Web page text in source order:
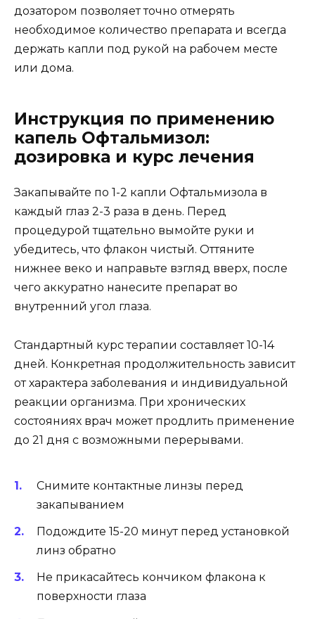
дозатором позволяет точно отмерять
необходимое количество препарата и всегда
держать капли под рукой на рабочем месте
или дома.
Инструкция по применению
капель Офтальмизол:
дозировка и курс лечения
Закапывайте по 1-2 капли Офтальмизола в
каждый глаз 2-3 раза в день. Перед
процедурой тщательно вымойте руки и
убедитесь, что флакон чистый. Оттяните
нижнее веко и направьте взгляд вверх, после
чего аккуратно нанесите препарат во
внутренний угол глаза.
Стандартный курс терапии составляет 10-14
дней. Конкретная продолжительность зависит
от характера заболевания и индивидуальной
реакции организма. При хронических
состояниях врач может продлить применение
до 21 дня с возможными перерывами.
Снимите контактные линзы перед
закапыванием
Подождите 15-20 минут перед установкой
линз обратно
Не прикасайтесь кончиком флакона к
поверхности глаза